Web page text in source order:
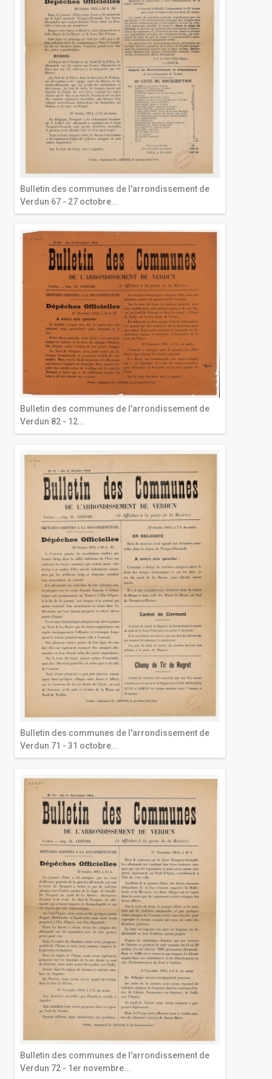
Bulletin des communes de l'arrondissement de
Verdun 67 - 27 octobre...
Bulletin des communes de l'arrondissement de
Verdun 82 - 12...
Bulletin des communes de l'arrondissement de
Verdun 71 - 31 octobre...
Bulletin des communes de l'arrondissement de
Verdun 72 - 1er novembre...